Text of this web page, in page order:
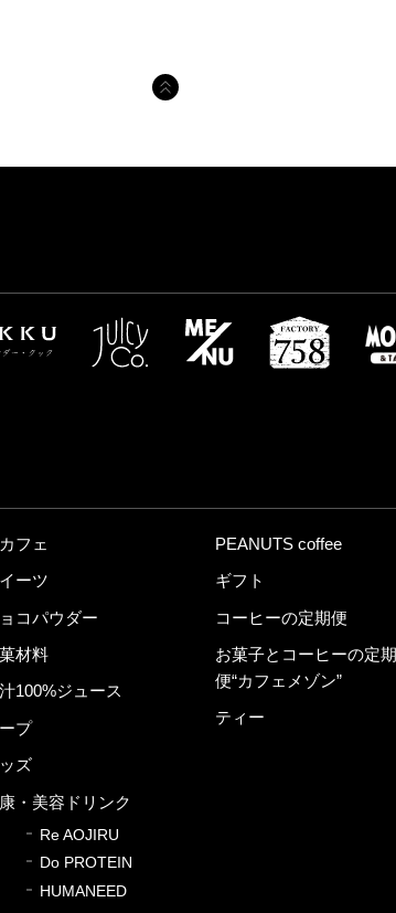
フェ
ーツ
コパウダー
材料
100%ジュース
プ
ズ
・美容ドリンク
Re AOJIRU
Do PROTEIN
HUMANEED
PEANUTS coffee
ギフト
コーヒーの定期便
お菓子とコーヒーの定期
便“カフェメゾン”
ティー